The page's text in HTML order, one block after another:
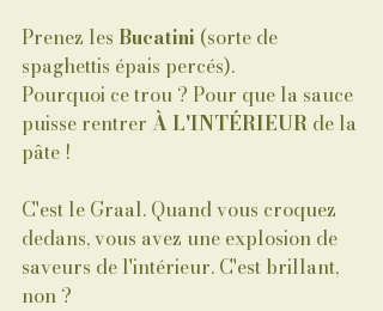
Prenez les Bucatini (sorte de
spaghettis épais percés).
Pourquoi ce trou ? Pour que la sauce
puisse rentrer À L'INTÉRIEUR de la
pâte !
C'est le Graal. Quand vous croquez
dedans, vous avez une explosion de
saveurs de l'intérieur. C'est brillant,
non ?